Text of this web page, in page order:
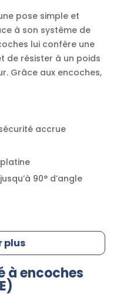
pose simple et
à son système de
lui confère une
de résister à un poids
Grâce aux encoches,
accrue
90° d’angle
plus
à encoches